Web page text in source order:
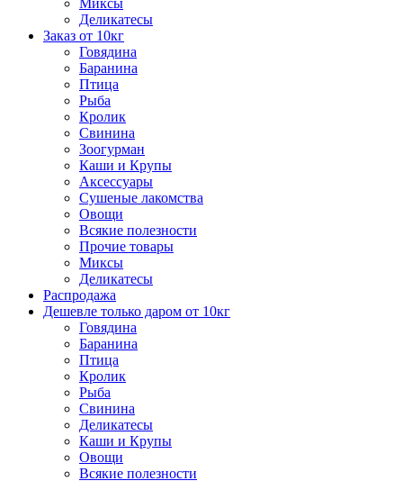
Миксы
Деликатесы
Заказ от 10кг
Говядина
Баранина
Птица
Рыба
Кролик
Свинина
Зоогурман
Каши и Крупы
Аксессуары
Сушеные лакомства
Овощи
Всякие полезности
Прочие товары
Миксы
Деликатесы
Распродажа
Дешевле только даром от 10кг
Говядина
Баранина
Птица
Кролик
Рыба
Свинина
Деликатесы
Каши и Крупы
Овощи
Всякие полезности